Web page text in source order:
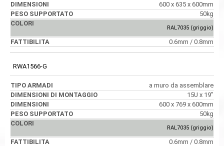
600 x 635 x 600mm
50kg
RAL7035 (griggio)
0.6mm / 0.8mm
RWA1566-G
a muro da assemblare
15U x 19"
600 x 769 x 600mm
50kg
RAL7035 (griggio)
0.6mm / 0.8mm